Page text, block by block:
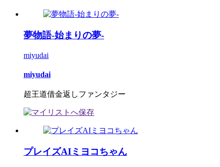
夢物語-始まりの夢-
miyudai
miyudai
超王道借金返しファンタジー
プレイズAIミヨコちゃん